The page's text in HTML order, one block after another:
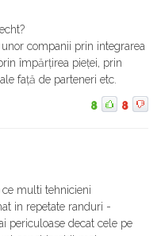
companii prin integrarea
împărțirea pieței, prin
față de parteneri etc.
8 8
multi tehnicieni
in repetate randuri -
periculoase decat cele pe